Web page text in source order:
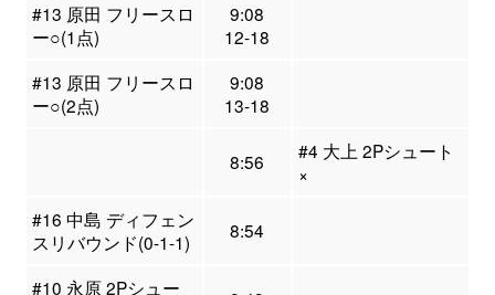
#13 原田 フリースロ
ー○(1点)
9:08
12-18
#13 原田 フリースロ
ー○(2点)
9:08
13-18
8:56
#4 大上 2Pシュート
×
#16 中島 ディフェン
スリバウンド(0-1-1)
8:54
#10 永原 2Pシュー